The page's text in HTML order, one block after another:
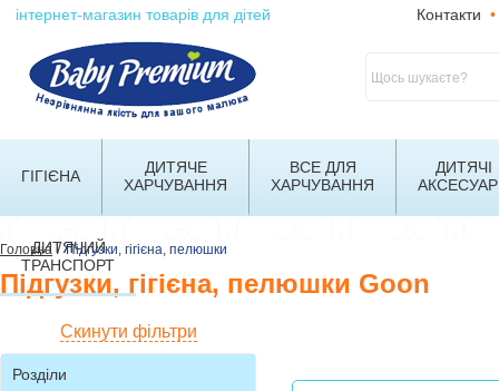
інтернет-магазин товарів для дітей Контакти •
ГІГІЄНА
ДИТЯЧЕ
ХАРЧУВАННЯ
ВСЕ ДЛЯ
ХАРЧУВАННЯ
ДИТЯЧІ
ДИТЯЧИЙ
ТРАНСПОРТ
Головна/Підгузки, гігієна, пелюшки
Підгузки, гігієна, пелюшки Goon
Скинути фільтри
Розділи